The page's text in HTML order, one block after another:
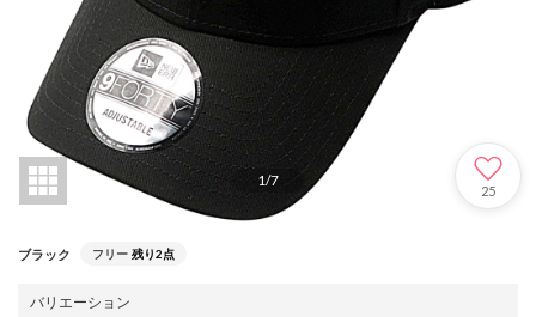
1/7
25
ブラック フリー 残り2点
バリエーション